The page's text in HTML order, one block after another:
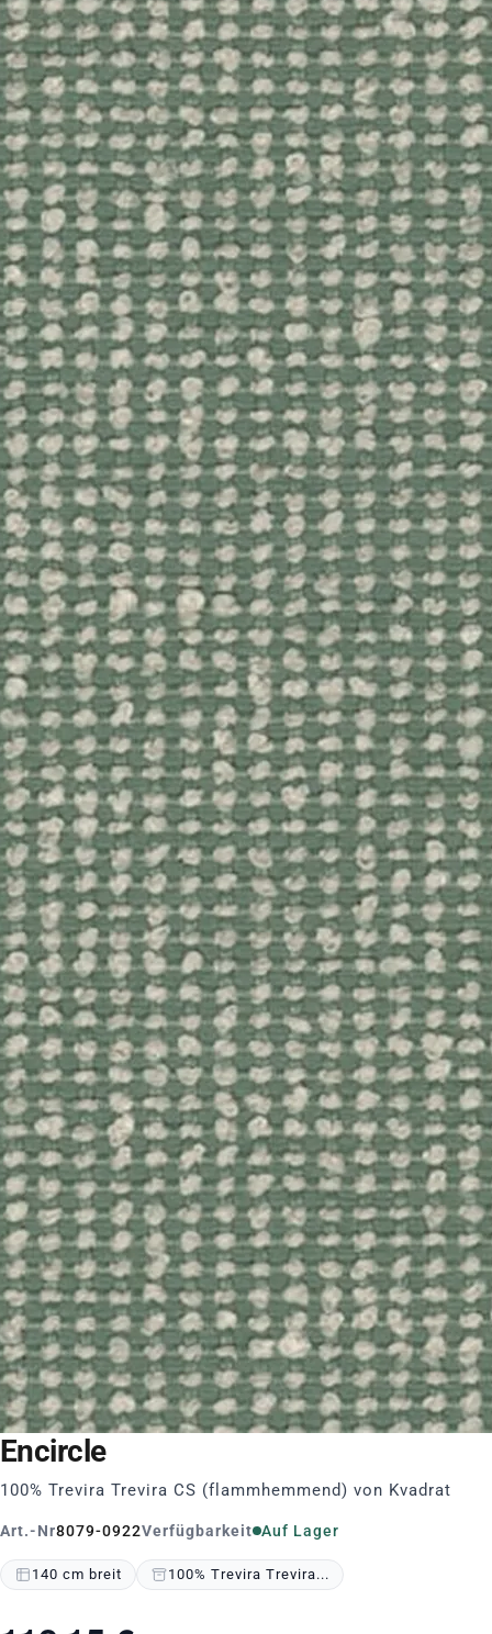
Encircle
100% Trevira Trevira CS (flammhemmend) von Kvadrat
Art.-Nr8079-0922Verfügbarkeit Auf Lager
140 cm breit 100% Trevira Trevira...